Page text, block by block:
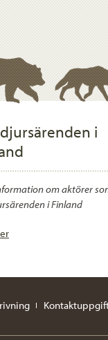
i
om aktörer
i Finland